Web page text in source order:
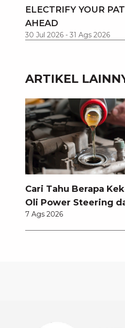
ELECTRIFY YOUR
AHEAD
30 Jul 2026 - 31 Ags 2026
ARTIKEL
Cari Tahu Berapa
Oli Power Steering
Memilihnya
7 Ags 2026